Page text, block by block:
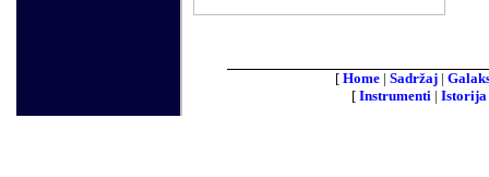
[ Home | Sadržaj |
[ Instrumenti|